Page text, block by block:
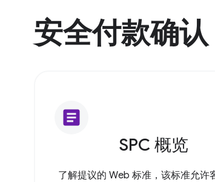
安全付款确认
article
SPC 概览
了解提议的 Web 标准，该标准允许